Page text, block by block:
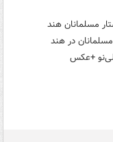
مسلمانان هند
در هند
+عکس